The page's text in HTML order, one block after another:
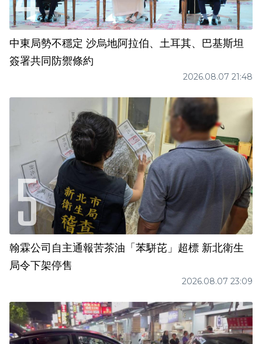
中東局勢不穩定 沙烏地阿拉伯、土耳其、巴基斯坦
簽署共同防禦條約
2026.08.07 21:48
翰霖公司自主通報苦茶油「苯駢芘」超標 新北衛生
局令下架停售
2026.08.07 23:09